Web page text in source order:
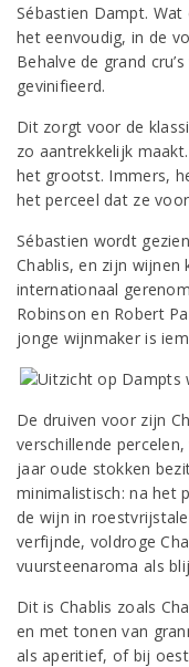
Sébastien Dampt.
het eenvoudig, in de
Behalve de grand
gevinifieerd.
Dit zorgt voor de
zo aantrekkelijk
het grootst. Immers,
het perceel dat ze
Sébastien wordt
Chablis, en zijn wijnen
internationaal
Robinson en Robert
jonge wijnmaker is
De druiven voor zijn
verschillende
jaar oude stokken
minimalistisch: na het
de wijn in
verfijnde, voldroge
vuursteenaroma als
Dit is Chablis zoals
en met tonen van
als aperitief, of bij